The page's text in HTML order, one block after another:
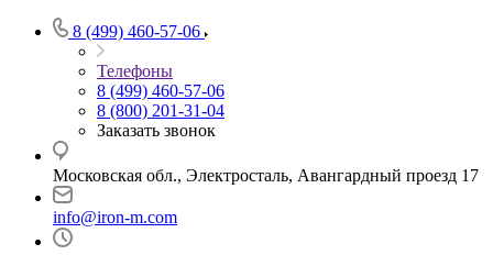
8 (499) 460-57-06
Телефоны
8 (499) 460-57-06
8 (800) 201-31-04
Заказать звонок
Московская обл., Электросталь, Авангардный проезд 17
info@iron-m.com